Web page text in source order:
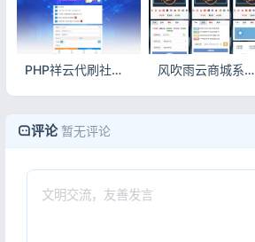
PHP祥云代刷社区系统源码 自助下单含21套前台模板 风吹雨云商城系统源码 完整电商程序可直接搭建运营
评论 暂无评论